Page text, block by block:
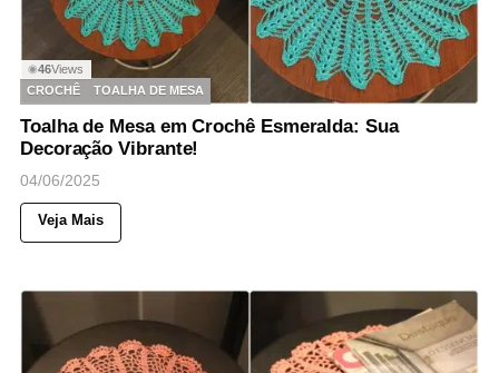
◉46Views
CROCHÊ
TOALHA DE MESA
Toalha de Mesa em Crochê Esmeralda: Sua
Decoração Vibrante!
04/06/2025
Veja Mais